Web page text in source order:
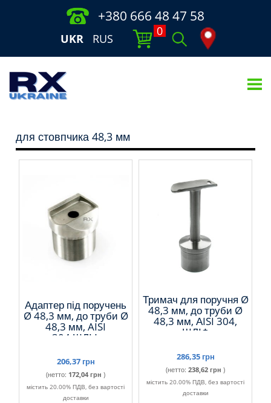
+380 666 48 47 58
UKR RUS
0
для стовпчика 48,3 мм
Адаптер під поручень
Ø 48,3 мм, до труби Ø
48,3 мм, AISI
304,ШЛІФ
206,37 грн
(нетто: 172,04 грн )
містить 20.00% ПДВ, без вартості
доставки
Тримач для поручня Ø
48,3 мм, до труби Ø
48,3 мм, АISI 304,
ШЛІФ
286,35 грн
(нетто: 238,62 грн )
містить 20.00% ПДВ, без вартості
доставки